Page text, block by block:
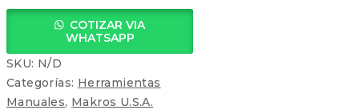
COTIZAR VIA
WHATSAPP
SKU: N/D
Categorías: Herramientas
Manuales, Makros U.S.A.